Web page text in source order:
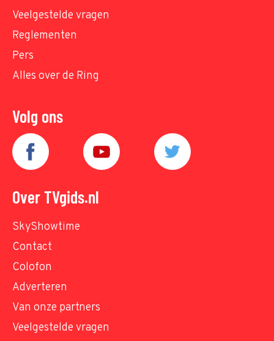
Veelgestelde vragen
Reglementen
Pers
Alles over de Ring
Volg ons
Over TVgids.nl
SkyShowtime
Contact
Colofon
Adverteren
Van onze partners
Veelgestelde vragen